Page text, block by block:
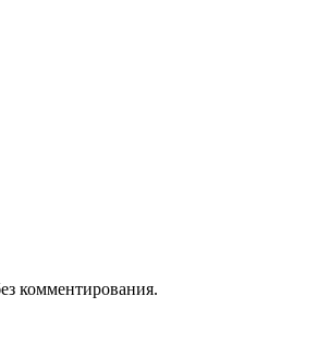
комментирования.